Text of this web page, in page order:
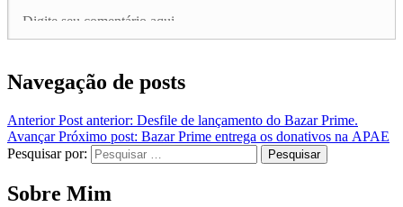
Navegação de posts
Anterior Post anterior: Desfile de lançamento do Bazar Prime.
Avançar Próximo post: Bazar Prime entrega os donativos na APAE
Pesquisar por:
Pesquisar
Sobre Mim